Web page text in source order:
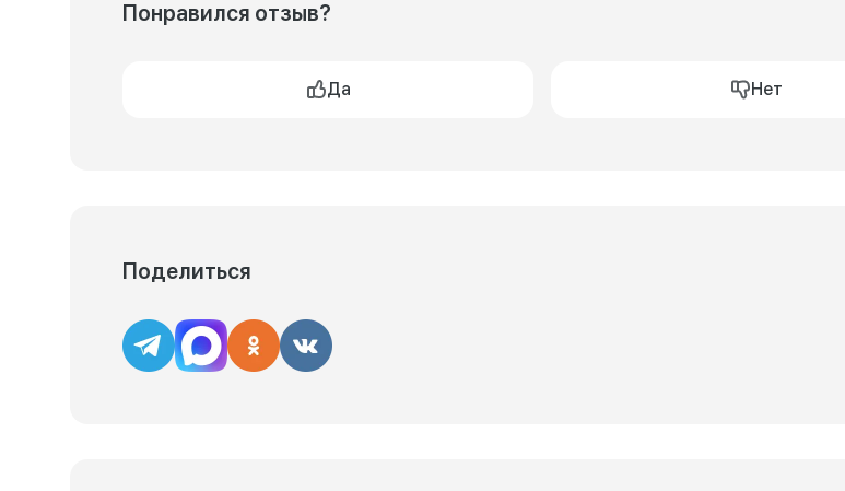
Понравился отзыв?
Да Нет
Поделиться